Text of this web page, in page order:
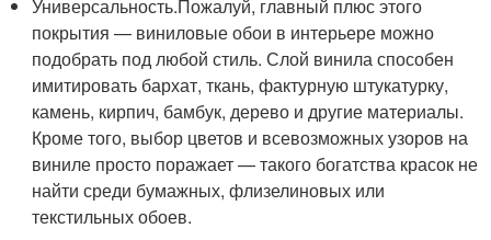
Универсальность.Пожалуй, главный плюс этого
покрытия — виниловые обои в интерьере можно
подобрать под любой стиль. Слой винила способен
имитировать бархат, ткань, фактурную штукатурку,
камень, кирпич, бамбук, дерево и другие материалы.
Кроме того, выбор цветов и всевозможных узоров на
виниле просто поражает — такого богатства красок не
найти среди бумажных, флизелиновых или
текстильных обоев.